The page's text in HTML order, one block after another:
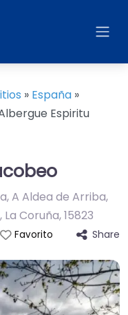
» España »
Espiritu
A Aldea de Arriba,
La Coruña,15823
Favorito Share